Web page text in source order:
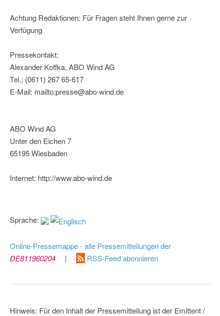
Achtung Redaktionen: Für Fragen steht Ihnen gerne zur
Verfügung
Pressekontakt:
Alexander Koffka, ABO Wind AG
Tel.: (0611) 267 65-617
E-Mail: mailto:presse@abo-wind.de
ABO Wind AG
Unter den Eichen 7
65195 Wiesbaden
Internet: http://www.abo-wind.de
Sprache:
Online-Pressemappe - alle Pressemitteilungen der
DE811960204
| RSS-Feed abonnieren
Hinweis: Für den Inhalt der Pressemitteilung ist der Emittent /